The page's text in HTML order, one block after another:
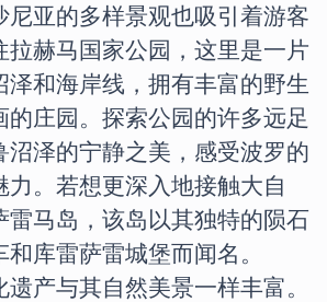
尼亚的多样景观也吸引着游客
拉赫马国家公园，这里是一片
泽和海岸线，拥有丰富的野生
的庄园。探索公园的许多远足
沼泽的宁静之美，感受波罗的
力。若想更深入地接触大自
雷马岛，该岛以其独特的陨石
库雷萨雷城堡而闻名。
产与其自然美景一样丰富。